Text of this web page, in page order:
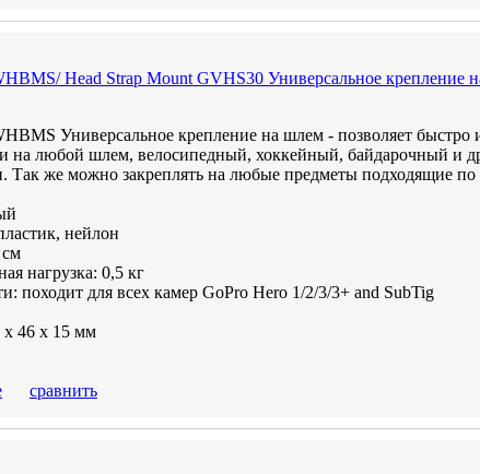
Head Strap Mount GVHS30 Универсальное крепление
Универсальное крепление на шлем - позволяет быстро
на любой шлем, велосипедный, хоккейный, байдарочный и
Так же можно закреплять на любые предметы подходящие по
нейлон
нагрузка: 0,5 кг
походит для всех камер GoPro Hero 1/2/3/3+ and SubTig
x 46 x 15 мм
сравнить